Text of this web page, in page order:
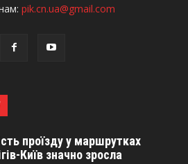
pik.cn.ua@gmail.com
проїзду у маршрутках
Київ значно зросла